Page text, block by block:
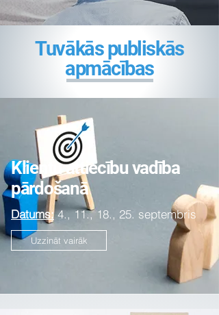
Tuvākās publiskās
apmācības
Klientu attiecību vadība
pārdošanā
Datums:4., 11., 18., 25. septembris
Uzzināt vairāk